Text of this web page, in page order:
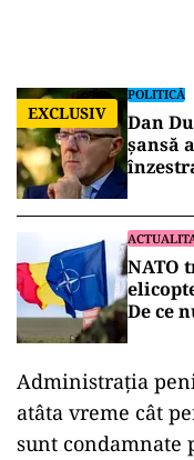
EXCLUSIV
POLITICĂ
Dan
șansă
NATO
De ce
Administrația
atâta vreme cât
sunt